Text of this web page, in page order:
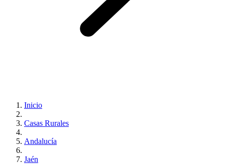
Inicio
Casas Rurales
Andalucía
Jaén